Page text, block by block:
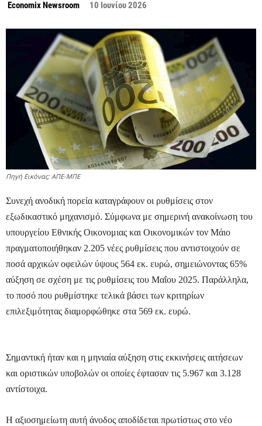
Economix Newsroom 10 Ιουνίου 2026
Πηγή Εικόνας: ΑΠΕ-ΜΠΕ
Συνεχή ανοδική πορεία καταγράφουν οι ρυθμίσεις στον
εξωδικαστικό μηχανισμό. Σύμφωνα με σημερινή ανακοίνωση του
υπουργείου Εθνικής Οικονομιας και Οικονομικών τον Μάιο
πραγματοποιήθηκαν 2.205 νέες ρυθμίσεις που αντιστοιχούν σε
ποσά αρχικών οφειλών ύψους 564 εκ. ευρώ, σημειώνοντας 65%
αύξηση σε σχέση με τις ρυθμίσεις του Μαΐου 2025. Παράλληλα,
το ποσό που ρυθμίστηκε τελικά βάσει των κριτηρίων
επιλεξιμότητας διαμορφώθηκε στα 569 εκ. ευρώ.
Σημαντική ήταν και η μηνιαία αύξηση στις εκκινήσεις αιτήσεων
και οριστικών υποβολών οι οποίες έφτασαν τις 5.967 και 3.128
αντίστοιχα.
Η αξιοσημείωτη αυτή άνοδος αποδίδεται πρωτίστως στο νέο